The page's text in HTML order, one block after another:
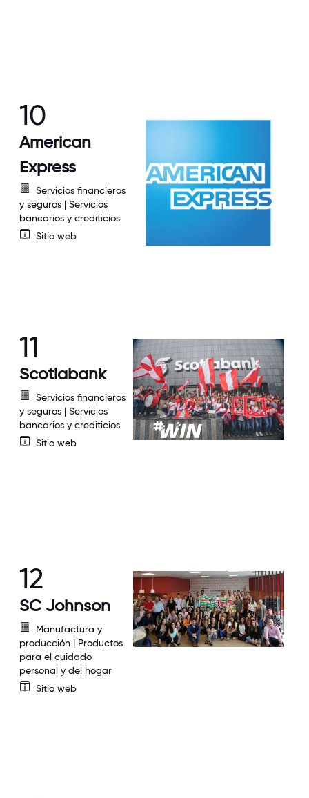
10
American
Express
Servicios financieros
y seguros | Servicios
bancarios y crediticios
Sitio web
11
Scotiabank
Servicios financieros
y seguros | Servicios
bancarios y crediticios
Sitio web
12
SC Johnson
Manufactura y
producción | Productos
para el cuidado
personal y del hogar
Sitio web